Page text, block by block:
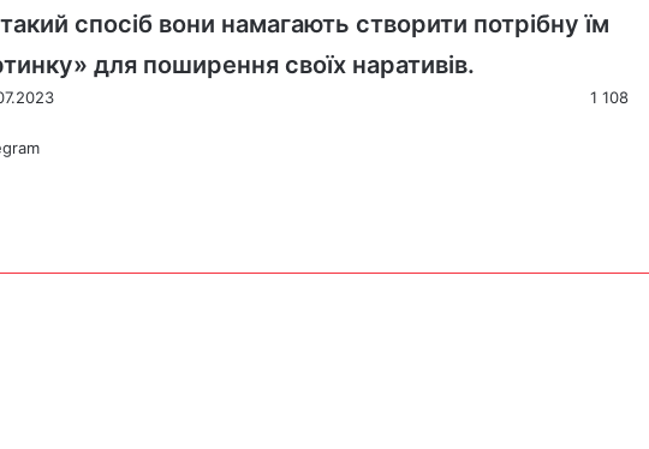
спосіб вони намагають створити потрібну їм
для поширення своїх наративів.
1 108